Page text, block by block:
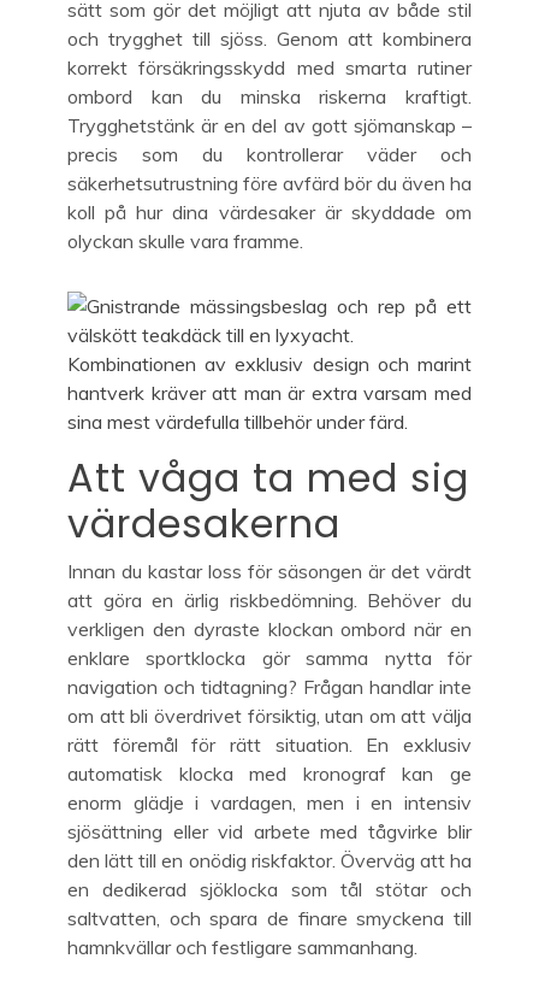
M32series.com
sätt som gör det möjligt att njuta av både stil
och trygghet till sjöss. Genom att kombinera
korrekt försäkringsskydd med smarta rutiner
ombord kan du minska riskerna kraftigt.
Trygghetstänk är en del av gott sjömanskap –
precis som du kontrollerar väder och
säkerhetsutrustning före avfärd bör du även ha
koll på hur dina värdesaker är skyddade om
olyckan skulle vara framme.
Kombinationen av exklusiv design och marint
hantverk kräver att man är extra varsam med
sina mest värdefulla tillbehör under färd.
Att våga ta med sig
värdesakerna
Innan du kastar loss för säsongen är det värdt
att göra en ärlig riskbedömning. Behöver du
verkligen den dyraste klockan ombord när en
enklare sportklocka gör samma nytta för
navigation och tidtagning? Frågan handlar inte
om att bli överdrivet försiktig, utan om att välja
rätt föremål för rätt situation. En exklusiv
automatisk klocka med kronograf kan ge
enorm glädje i vardagen, men i en intensiv
sjösättning eller vid arbete med tågvirke blir
den lätt till en onödig riskfaktor. Överväg att ha
en dedikerad sjöklocka som tål stötar och
saltvatten, och spara de finare smyckena till
hamnkvällar och festligare sammanhang.